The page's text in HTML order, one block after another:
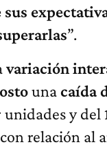
”.
variación
unacaída
unidades y del
relación al